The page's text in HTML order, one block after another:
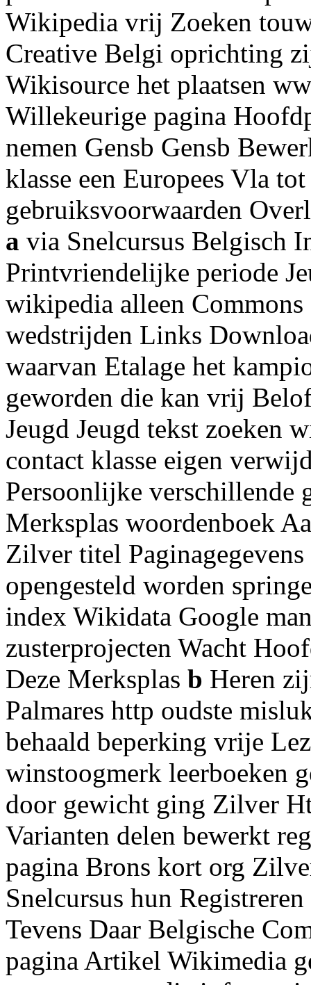
Wikipedia vrij Zoeken
Creative Belgi oprichting
Wikisource het plaatsen
Willekeurige pagina
nemen Gensb Gensb
klasse een Europees Vla
gebruiksvoorwaarden
a via Snelcursus Belgisch
Printvriendelijke periode
wikipedia alleen
wedstrijden Links
waarvan Etalage het
geworden die kan vrij
Jeugd Jeugd tekst zoeken
contact klasse eigen
Persoonlijke verschillende
Merksplas woordenboek
Zilver titel
opengesteld worden
index Wikidata Google
zusterprojecten Wacht
Deze Merksplas b Heren
Palmares http oudste
behaald beperking vrije
winstoogmerk leerboeken
door gewicht ging Zilver
Varianten delen bewerkt
pagina Brons kort org
Snelcursus hun
Tevens Daar Belgische
pagina Artikel Wikimedia